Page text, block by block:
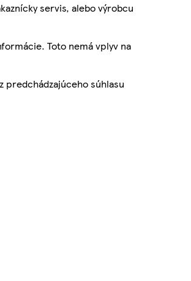
servis, alebo výrobcu
Toto nemá vplyv na
predchádzajúceho súhlasu